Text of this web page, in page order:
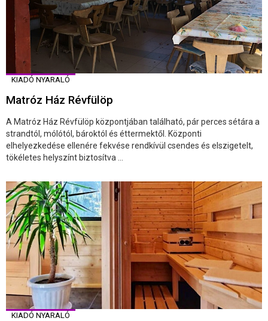
KIADÓ NYARALÓ
Matróz Ház Révfülöp
A Matróz Ház Révfülöp központjában található, pár perces sétára a
strandtól, mólótól, bároktól és éttermektől. Központi
elhelyezkedése ellenére fekvése rendkívül csendes és elszigetelt,
tökéletes helyszínt biztosítva ...
KIADÓ NYARALÓ